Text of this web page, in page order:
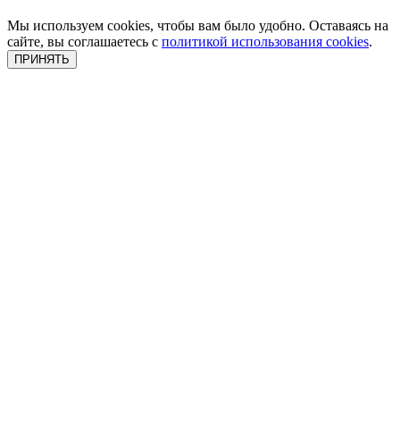
Мы используем cookies, чтобы вам было удобно. Оставаясь на
сайте, вы соглашаетесь с политикой использования cookies.
ПРИНЯТЬ